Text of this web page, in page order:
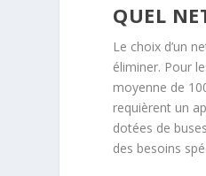
QUEL
Le choix d’un
éliminer. Pour
moyenne de
requièrent un
dotées de
des besoins